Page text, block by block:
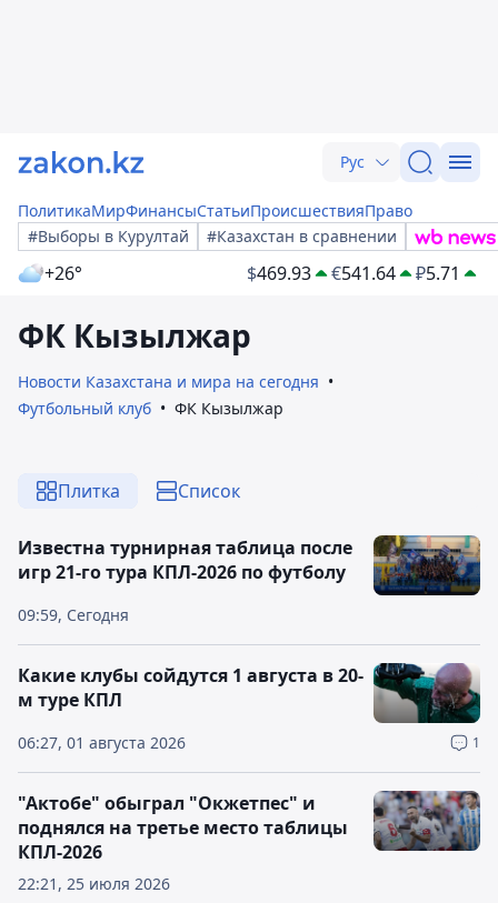
Рус
ПолитикаМирФинансыСтатьиПроисшествияПраво
#Выборы в Курултай
#Казахстан в сравнении
+26° $469.93 €541.64 ₽5.71
ФК Кызылжар
Новости Казахстана и мира на сегодня
Футбольный клуб
ФК Кызылжар
Плитка Список
09:59, Сегодня
Известна турнирная таблица после
игр 21-го тура КПЛ-2026 по футболу
06:27, 01 августа 2026 1
Какие клубы сойдутся 1 августа в 20-
м туре КПЛ
22:21, 25 июля 2026
"Актобе" обыграл "Окжетпес" и
поднялся на третье место таблицы
КПЛ-2026